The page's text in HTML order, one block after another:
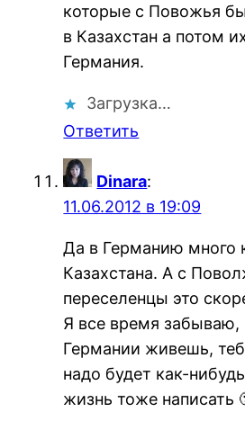
которые с Повожья
в Казахстан а потом
Германия.
Загрузка…
Ответить
Dinara:
11.06.2012 в 19:09
Да в Германию много
Казахстана. А с
переселенцы это
Я все время забываю,
Германии живешь,
надо будет как-
жизнь тоже написать